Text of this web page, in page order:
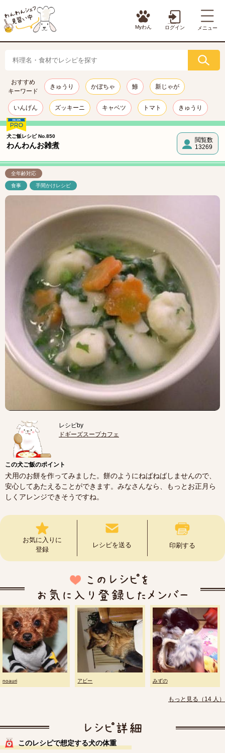
Myわん ログイン メニュー
おすすめ
キーワード
きゅうり かぼちゃ 鯵 新じゃが
いんげん ズッキーニ キャベツ トマト きゅうり
犬ご飯レシピ No.850
わんわんお雑煮
閲覧数
13269
全年齢対応
食事 手間かけレシピ
レシピby
ドギーズスープカフェ
この犬ご飯のポイント
犬用のお餅を作ってみました。餅のようにねばねばしませんので、
安心してあたえることができます。みなさんなら、もっとお正月ら
しくアレンジできそうですね。
お気に入りに
登録
レシピを送る 印刷する
noauri アビー みずの
もっと見る（14 人）
このレシピで想定する犬の体重